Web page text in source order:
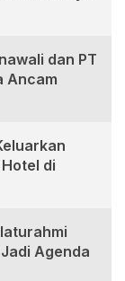
dan PT
Ancam
di
Agenda